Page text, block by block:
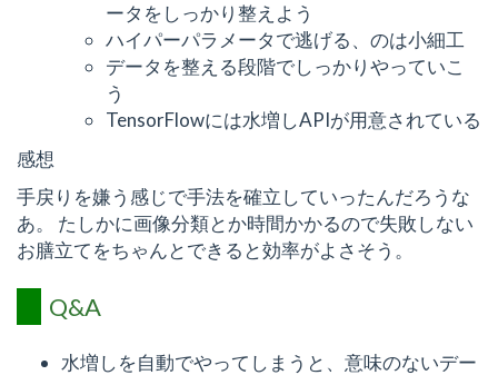
ータをしっかり整えよう
ハイパーパラメータで逃げる、のは小細工
データを整える段階でしっかりやっていこ
う
TensorFlowには水増しAPIが用意されている
感想
手戻りを嫌う感じで手法を確立していったんだろうな
あ。 たしかに画像分類とか時間かかるので失敗しない
お膳立てをちゃんとできると効率がよさそう。
Q&A
水増しを自動でやってしまうと、意味のないデー